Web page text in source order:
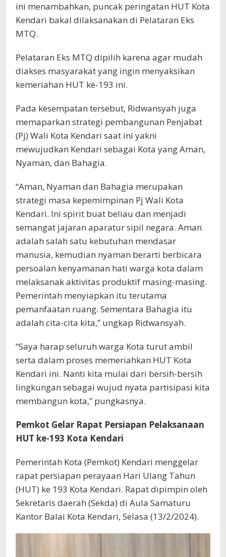
ini menambahkan, puncak peringatan HUT Kota
Kendari bakal dilaksanakan di Pelataran Eks
MTQ.
Pelataran Eks MTQ dipilih karena agar mudah
diakses masyarakat yang ingin menyaksikan
kemeriahan HUT ke-193 ini.
Pada kesempatan tersebut, Ridwansyah juga
memaparkan strategi pembangunan Penjabat
(Pj) Wali Kota Kendari saat ini yakni
mewujudkan Kendari sebagai Kota yang Aman,
Nyaman, dan Bahagia.
“Aman, Nyaman dan Bahagia merupakan
strategi masa kepemimpinan Pj Wali Kota
Kendari. Ini spirit buat beliau dan menjadi
semangat jajaran aparatur sipil negara. Aman
adalah salah satu kebutuhan mendasar
manusia, kemudian nyaman berarti berbicara
persoalan kenyamanan hati warga kota dalam
melaksanak aktivitas produktif masing-masing.
Pemerintah menyiapkan itu terutama
pemanfaatan ruang. Sementara Bahagia itu
adalah cita-cita kita,” ungkap Ridwansyah.
“Saya harap seluruh warga Kota turut ambil
serta dalam proses memeriahkan HUT Kota
Kendari ini. Nanti kita mulai dari bersih-bersih
lingkungan sebagai wujud nyata partisipasi kita
membangun kota,” pungkasnya.
Pemkot Gelar Rapat Persiapan Pelaksanaan
HUT ke-193 Kota Kendari
Pemerintah Kota (Pemkot) Kendari menggelar
rapat persiapan perayaan Hari Ulang Tahun
(HUT) ke 193 Kota Kendari. Rapat dipimpin oleh
Sekretaris daerah (Sekda) di Aula Samaturu
Kantor Balai Kota Kendari, Selasa (13/2/2024).